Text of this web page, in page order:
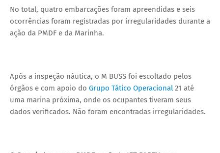
No total, quatro embarcações foram apreendidas e seis
ocorrências foram registradas por irregularidades durante a
ação da PMDF e da Marinha.
Após a inspeção náutica, o M BUSS foi escoltado pelos
órgãos e com apoio do Grupo Tático Operacional 21 até
uma marina próxima, onde os ocupantes tiveram seus
dados verificados. Não foram encontradas irregularidades.